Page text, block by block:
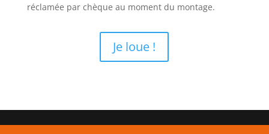
réclamée par chèque au moment du montage.
Je loue !